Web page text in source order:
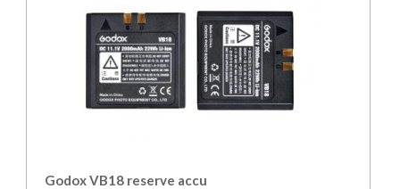
Godox VB18 reserve accu